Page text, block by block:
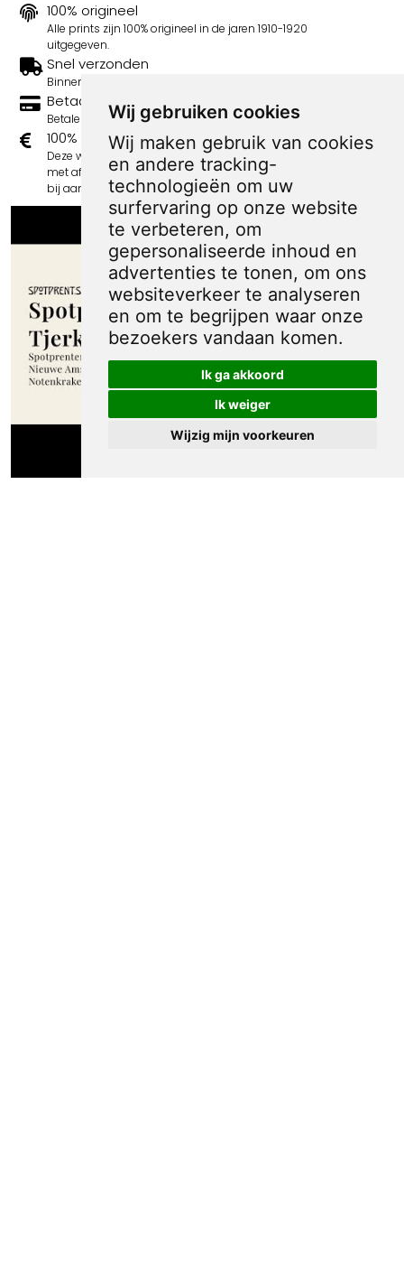
Wij gebruiken cookies
Wij maken gebruik van cookies
en andere tracking-
technologieën om uw
surfervaring op onze website
te verbeteren, om
gepersonaliseerde inhoud en
advertenties te tonen, om ons
websiteverkeer te analyseren
en om te begrijpen waar onze
bezoekers vandaan komen.
Ik ga akkoord
Ik weiger
Wijzig mijn voorkeuren
100% origineel
Alle prints zijn 100% origineel in de jaren 1910-1920
uitgegeven.
Snel verzonden
Binnen 3 werkdagen wordt je print verstuurd.
Betaal veilig en eenvoudig
Betalen kan met iDeal, Credit Card en Paypal.
100% sociaal
Deze webshop wordt volledig gerund door jongens
met afstand tot de arbeidsmarkt. Je bestelling draagt
bij aan hun welzijn en toekomstplannen!